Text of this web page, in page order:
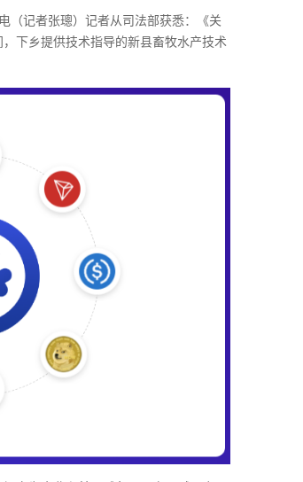
（记者张璁）记者从司法部获悉：《关
下乡提供技术指导的新县畜牧水产技术